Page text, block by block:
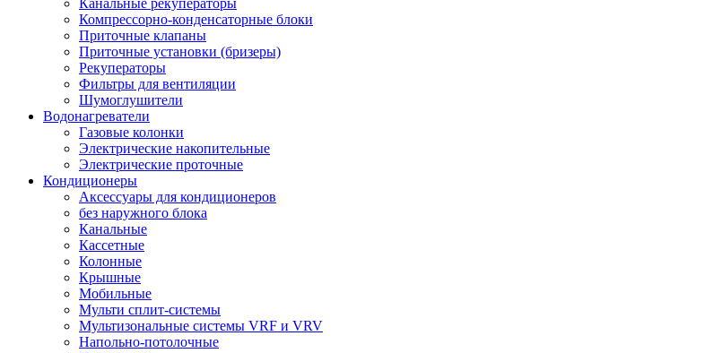
Канальные рекуператоры
Компрессорно-конденсаторные блоки
Приточные клапаны
Приточные установки (бризеры)
Рекуператоры
Фильтры для вентиляции
Шумоглушители
Водонагреватели
Газовые колонки
Электрические накопительные
Электрические проточные
Кондиционеры
Аксессуары для кондиционеров
без наружного блока
Канальные
Кассетные
Колонные
Крышные
Мобильные
Мульти сплит-системы
Мультизональные системы VRF и VRV
Напольно-потолочные